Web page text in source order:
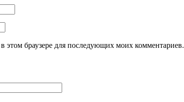
этом браузере для последующих моих комментариев.